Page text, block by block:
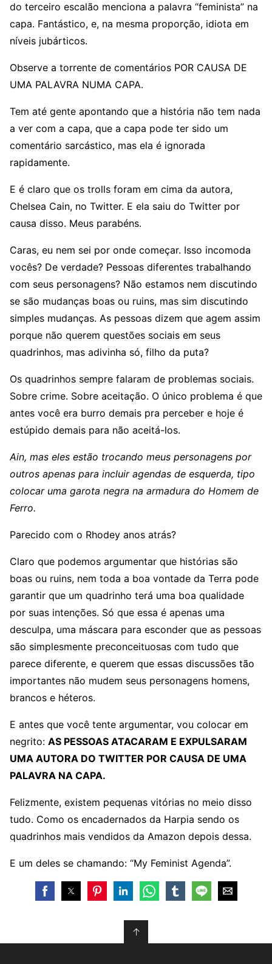
do terceiro escalão menciona a palavra “feminista” na
capa. Fantástico, e, na mesma proporção, idiota em
níveis jubárticos.
Observe a torrente de comentários POR CAUSA DE
UMA PALAVRA NUMA CAPA.
Tem até gente apontando que a história não tem nada
a ver com a capa, que a capa pode ter sido um
comentário sarcástico, mas ela é ignorada
rapidamente.
E é claro que os trolls foram em cima da autora,
Chelsea Cain, no Twitter. E ela saiu do Twitter por
causa disso. Meus parabéns.
Caras, eu nem sei por onde começar. Isso incomoda
vocês? De verdade? Pessoas diferentes trabalhando
com seus personagens? Não estamos nem discutindo
se são mudanças boas ou ruins, mas sim discutindo
simples mudanças. As pessoas dizem que agem assim
porque não querem questões sociais em seus
quadrinhos, mas adivinha só, filho da puta?
Os quadrinhos sempre falaram de problemas sociais.
Sobre crime. Sobre aceitação. O único problema é que
antes você era burro demais pra perceber e hoje é
estúpido demais para não aceitá-los.
Ain, mas eles estão trocando meus personagens por
outros apenas para incluir agendas de esquerda, tipo
colocar uma garota negra na armadura do Homem de
Ferro.
Parecido com o Rhodey anos atrás?
Claro que podemos argumentar que histórias são
boas ou ruins, nem toda a boa vontade da Terra pode
garantir que um quadrinho terá uma boa qualidade
por suas intenções. Só que essa é apenas uma
desculpa, uma máscara para esconder que as pessoas
são simplesmente preconceituosas com tudo que
parece diferente, e querem que essas discussões tão
importantes não mudem seus personagens homens,
brancos e héteros.
E antes que você tente argumentar, vou colocar em
negrito: AS PESSOAS ATACARAM E EXPULSARAM
UMA AUTORA DO TWITTER POR CAUSA DE UMA
PALAVRA NA CAPA.
Felizmente, existem pequenas vitórias no meio disso
tudo. Como os encadernados da Harpia sendo os
quadrinhos mais vendidos da Amazon depois dessa.
E um deles se chamando: “My Feminist Agenda”.
↑